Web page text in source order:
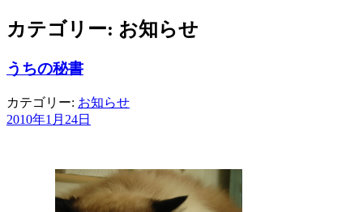
カテゴリー: お知らせ
うちの秘書
カテゴリー: お知らせ
2010年1月24日